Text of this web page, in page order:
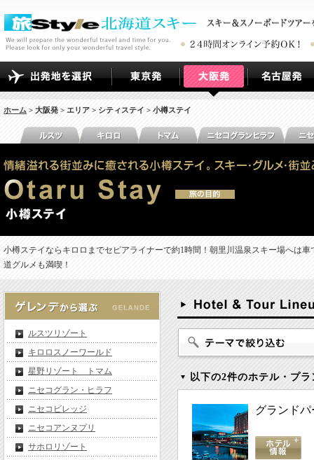
ホーム > 大阪発 > エリア > シティステイ > 小樽ステイ
小樽ステイならキロロまでセピアライナーで約1時間！朝里川温泉スキー場へは
道グルメも満喫！
以下の2件のホテル・プラ
グランド
ルスツリゾート
キロロスノーワールド
星野リゾート トマム
ニセコグラン・ヒラフ
ニセコビレッジ
ニセコアンヌプリ
サホロリゾート